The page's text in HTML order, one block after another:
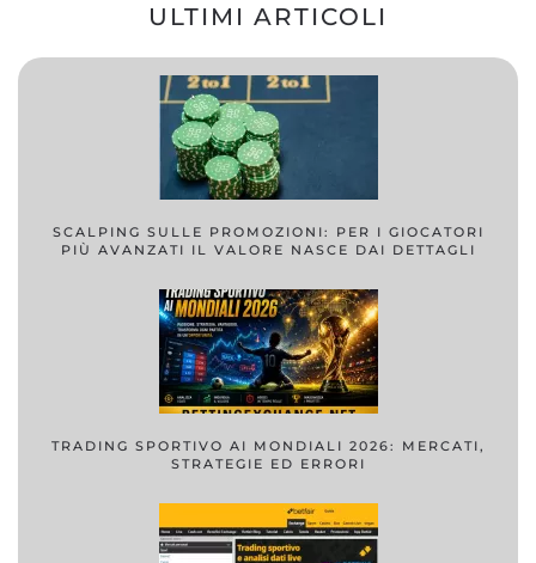
ULTIMI ARTICOLI
SCALPING SULLE PROMOZIONI: PER I GIOCATORI
PIÙ AVANZATI IL VALORE NASCE DAI DETTAGLI
TRADING SPORTIVO AI MONDIALI 2026: MERCATI,
STRATEGIE ED ERRORI